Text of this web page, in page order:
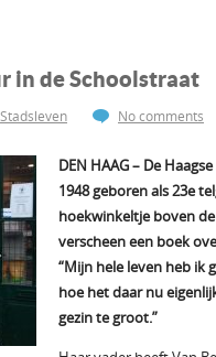
in de Schoolstraat
Stadsleven No comments
DEN HAAG – De
1948 geboren als 23e
hoekwinkeltje boven
verscheen een boek
“Mijn hele leven heb ik
hoe het daar nu
gezin te groot.”